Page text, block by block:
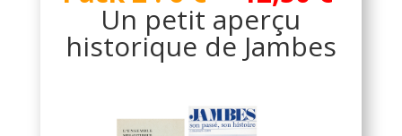
Un petit aperçu
historique de Jambes